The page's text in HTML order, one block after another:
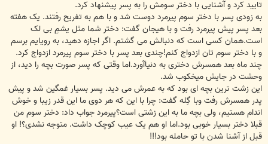
تایید کرد و آشنایی با دختر سومش را به پسر پیشنهاد کرد.
به زودی پسر با دختر سوم پیرمرد دوست شد و با هم به تفریح رفتند. یک هفته
بعد پسر پیش پیرمرد رفت و با هیجان گفت: دختر شما مثل یشمِ بی لک
است.همان کسی است که دنبالش می گشتم. اگر اجازه دهید، به رویایم برسم
و با دختر سوم تان ازدواج کنم!چندی بعد پسر با دختر سوم پیرمرد ازدواج کرد.
چند ماه بعد همسرش دختری به دنیاآورد.اما وقتی که پسر صورت بچه را دید، از
وحشت در جایش میخکوب شد.
این زشت ترین بچه ای بود که به عمرش می دید. پسر بسیار غمگین شد و پیش
پدر همسرش رفت وبا گِله گفت: چرا با این که هر دوی ما این قدر زیبا و خوش
اندام هستیم، ولی بچه ما به این زشتی است؟پیرمرد جواب داد: دختر سوم من
قبلا دختر بسیار خوبی بود.اما او هم یک عیب کوچک داشت. متوجه نشدی؟! او
قبل از آشنا شدن با تو حامله بود!!!